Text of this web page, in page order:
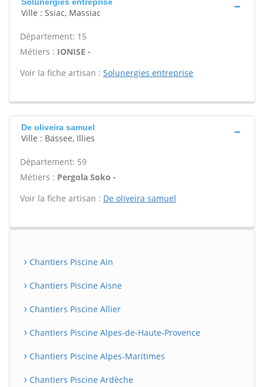
Ville : Ssiac, Massiac
Département: 15
Métiers : IONISE -
Voir la fiche artisan : Solunergies entreprise
De oliveira samuel
Ville : Bassee, Illies
Département: 59
Métiers : Pergola Soko -
Voir la fiche artisan : De oliveira samuel
Chantiers Piscine Ain
Chantiers Piscine Aisne
Chantiers Piscine Allier
Chantiers Piscine Alpes-de-Haute-Provence
Chantiers Piscine Alpes-Maritimes
Chantiers Piscine Ardèche